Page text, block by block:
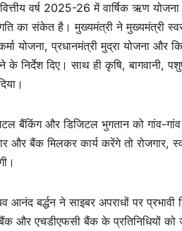
वित्तीय वर्ष 2025-26 में वार्षिक ऋण
का संकेत है। मुख्यमंत्री ने मुख्यमंत्री
योजना, प्रधानमंत्री मुद्रा योजना
निर्देश दिए। साथ ही कृषि, बागवानी,
बैंकिंग और डिजिटल भुगतान को गांव-
और बैंक मिलकर कार्य करेंगे तो रोजगार,
आनंद बर्द्धन ने साइबर अपराधों पर
एचडीएफसी बैंक के प्रतिनिधियों को